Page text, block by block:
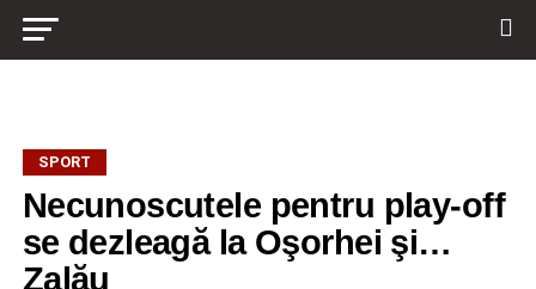
SPORT
Necunoscutele pentru play-off
se dezleagă la Oşorhei şi…
Zalău